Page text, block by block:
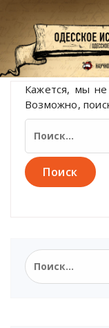
содержимому
Кажется, мы
Возможно,
Найти:
Найти: